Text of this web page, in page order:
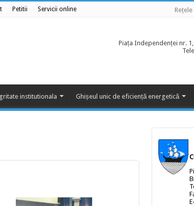
Petitii Servicii online
Piața Independenței nr.
institutionala Ghișeul unic de eficiență energetică